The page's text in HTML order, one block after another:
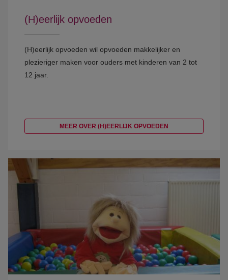
(H)eerlijk opvoeden
(H)eerlijk opvoeden wil opvoeden makkelijker en
plezieriger maken voor ouders met kinderen van 2 tot
12 jaar.
MEER OVER (H)EERLIJK OPVOEDEN